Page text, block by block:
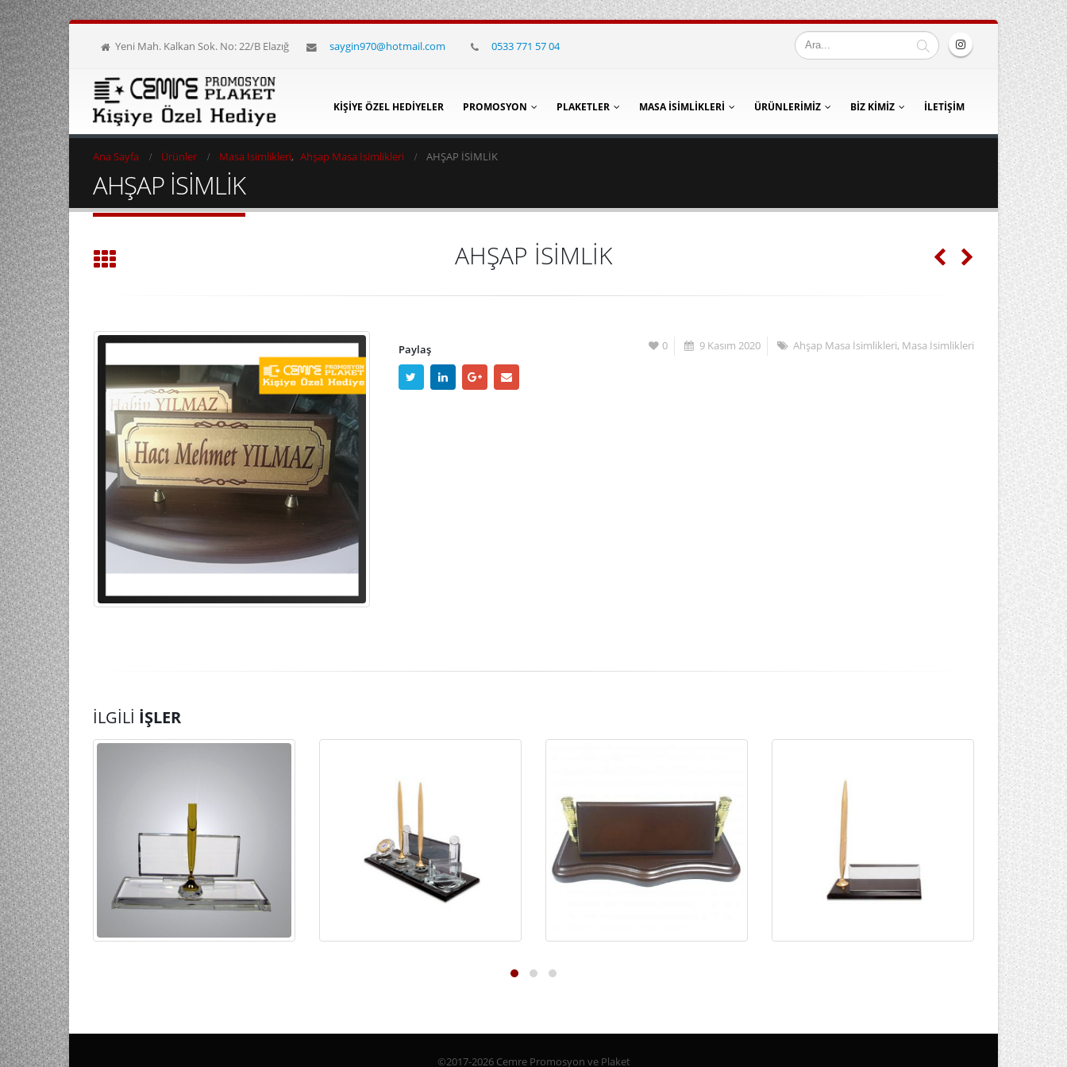
Yeni Mah. Kalkan Sok. No: 22/B Elazığ saygin970@hotmail.com 0533 771 57 04
KIŞIYE ÖZEL HEDIYELER PROMOSYON PLAKETLER MASA İSIMLIKLERI ÜRÜNLERIMIZ BIZ KIMIZ İLETIŞIM
Ana Sayfa Ürünler Masa İsimlikleri, Ahşap Masa İsimlikleri AHŞAP İSİMLİK
AHŞAP İSİMLİK
AHŞAP İSİMLİK
0 9 Kasım 2020 Ahşap Masa İsimlikleri, Masa İsimlikleri
Paylaş
İLGILI İŞLER
©2017-2026 Cemre Promosyon ve Plaket